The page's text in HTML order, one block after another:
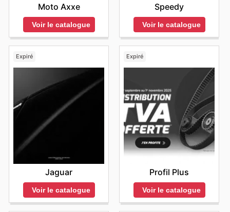
Moto Axxe
Voir le catalogue
Speedy
Voir le catalogue
Expiré
Jaguar
Voir le catalogue
Expiré
Profil Plus
Voir le catalogue